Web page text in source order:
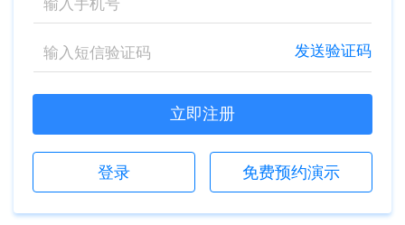
发送验证码
立即注册
登录 免费预约演示